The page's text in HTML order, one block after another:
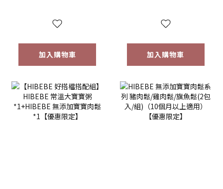
6m+｜常溫｜【優
加入購物車 加入購物車